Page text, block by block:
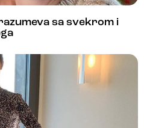
sa svekrom i